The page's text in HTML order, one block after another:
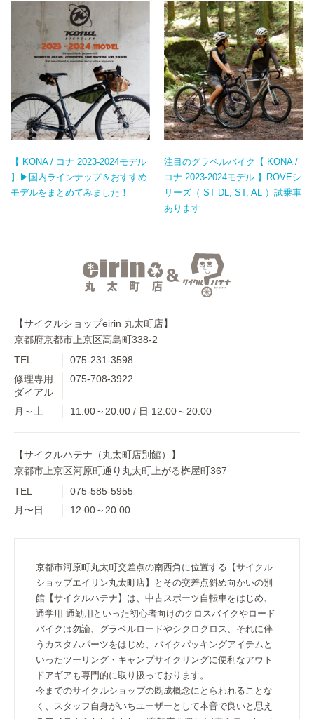
【 KONA / コナ 2023-2024モデル
】▶国内ラインナップ＆おすすめ
モデルをまとめてみました！
注目のグラベルバイク【 KONA /
コナ 2023-2024モデル 】ROVEシ
リーズ（ ST DL, ST, AL ）試乗車
あります
【サイクルショップeirin 丸太町店】
京都府京都市上京区高島町338-2
TEL
075-231-3598
修理専用
ダイアル
075-708-3922
月～土 11:00～20:00 / 日 12:00～20:00
【サイクルハテナ（丸太町店別館）】
京都市上京区河原町通り丸太町上がる桝屋町367
TEL
075-585-5955
月〜日
12:00～20:00
京都市河原町丸太町交差点の南西角に位置する【サイクル
ショップエイリン丸太町店】とその交差点斜め向かいの別
館【サイクルハテナ】は、中古スポーツ自転車をはじめ、
通学用 通勤用といった初心者向けのクロスバイクやロード
バイクは勿論、グラベルロードやシクロクロス、それに伴
うカスタムパーツをはじめ、バイクパッキングアイテムと
いったツーリング・キャンプサイクリングに便利なアウト
ドアギアも専門的に取り扱っております。
今までのサイクルショップの既成概念にとらわれることな
く、スタッフ自身がいちユーザーとして本音で良いと思え